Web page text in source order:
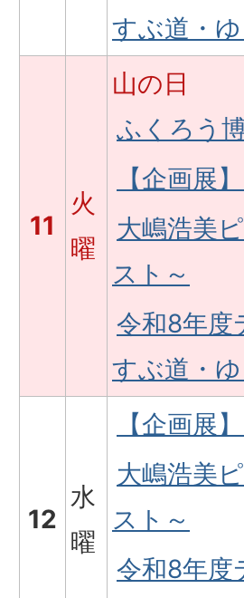
すぶ道・ゆ
11
火
曜
山の日
ふくろう
【企画展
大嶋浩美
スト～
令和8年度
すぶ道・ゆ
12
水
曜
【企画展
大嶋浩美
スト～
令和8年度